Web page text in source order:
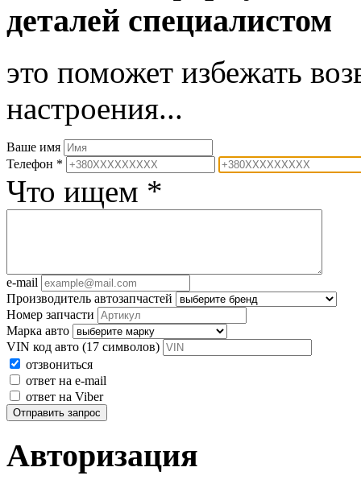
деталей специалистом
это поможет избежать
настроения...
Ваше имя
Телефон *
Что ищем *
e-mail
Производитель автозапчастей
Номер запчасти
Марка авто
VIN код авто (17 символов)
отзвониться
ответ на e-mail
ответ на Viber
Отправить запрос
Авторизация